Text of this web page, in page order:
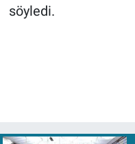
söyledi.